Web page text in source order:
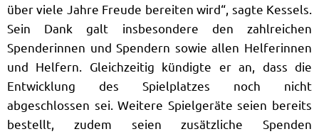
über viele Jahre Freude bereiten wird“, sagte Kessels.
Sein Dank galt insbesondere den zahlreichen
Spenderinnen und Spendern sowie allen Helferinnen
und Helfern. Gleichzeitig kündigte er an, dass die
Entwicklung des Spielplatzes noch nicht
abgeschlossen sei. Weitere Spielgeräte seien bereits
bestellt, zudem seien zusätzliche Spenden